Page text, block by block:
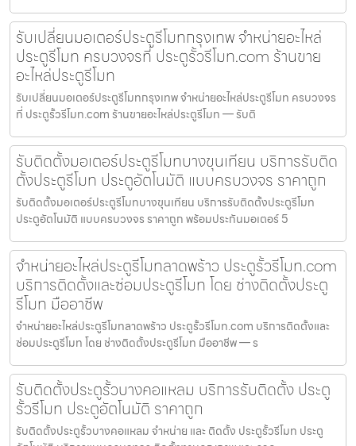
รับเปลี่ยนมอเตอร์ประตูรีโมทกรุงเทพ จำหน่ายอะไหล่
ประตูรีโมท ครบวงจรที่ ประตูรั้วรีโมท.com ร้านขาย
อะไหล่ประตูรีโมท
รับเปลี่ยนมอเตอร์ประตูรีโมทกรุงเทพ จำหน่ายอะไหล่ประตูรีโมท ครบวงจร
ที่ ประตูรั้วรีโมท.com ร้านขายอะไหล่ประตูรีโมท — รับติ
รับติดตั้งมอเตอร์ประตูรีโมทบางขุนเทียน บริการรับติด
ตั้งประตูรีโมท ประตูอัตโนมัติ แบบครบวงจร ราคาถูก
รับติดตั้งมอเตอร์ประตูรีโมทบางขุนเทียน บริการรับติดตั้งประตูรีโมท
ประตูอัตโนมัติ แบบครบวงจร ราคาถูก พร้อมประกันมอเตอร์ 5
จำหน่ายอะไหล่ประตูรีโมทลาดพร้าว ประตูรั้วรีโมท.com
บริการติดตั้งและซ่อมประตูรีโมท โดย ช่างติดตั้งประตู
รีโมท มืออาชีพ
จำหน่ายอะไหล่ประตูรีโมทลาดพร้าว ประตูรั้วรีโมท.com บริการติดตั้งและ
ซ่อมประตูรีโมท โดย ช่างติดตั้งประตูรีโมท มืออาชีพ — ร
รับติดตั้งประตูรั้วบางคอแหลม บริการรับติดตั้ง ประตู
รั้วรีโมท ประตูอัตโนมัติ ราคาถูก
รับติดตั้งประตูรั้วบางคอแหลม จำหน่าย และ ติดตั้ง ประตูรั้วรีโมท ประตู